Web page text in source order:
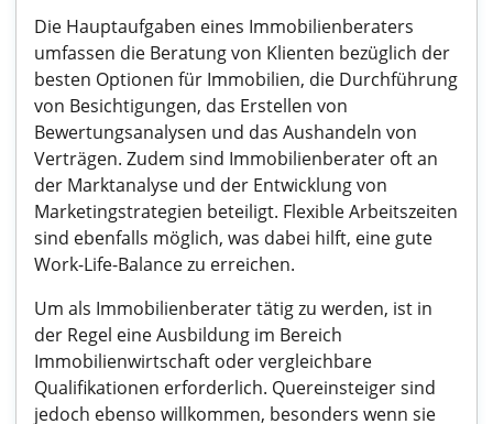
Die Hauptaufgaben eines Immobilienberaters
umfassen die Beratung von Klienten bezüglich der
besten Optionen für Immobilien, die Durchführung
von Besichtigungen, das Erstellen von
Bewertungsanalysen und das Aushandeln von
Verträgen. Zudem sind Immobilienberater oft an
der Marktanalyse und der Entwicklung von
Marketingstrategien beteiligt. Flexible Arbeitszeiten
sind ebenfalls möglich, was dabei hilft, eine gute
Work-Life-Balance zu erreichen.
Um als Immobilienberater tätig zu werden, ist in
der Regel eine Ausbildung im Bereich
Immobilienwirtschaft oder vergleichbare
Qualifikationen erforderlich. Quereinsteiger sind
jedoch ebenso willkommen, besonders wenn sie